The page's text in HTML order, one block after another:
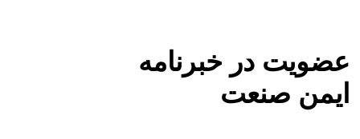
عضویت در خبرنامه
ایمن صنعت